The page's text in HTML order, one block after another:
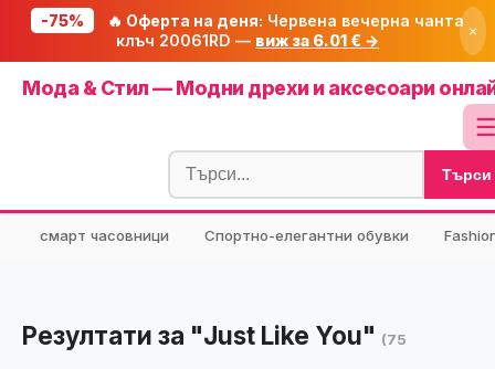
-75% 🔥 Оферта на деня: Червена вечерна чанта
клъч 20061RD — виж за 6.01 € → ×
Мода & Стил — Модни дрехи и аксесоари
Начало
🔥 Намаления
🧮 Калкулатори
🎟️ Купони
Търси
смарт часовници Спортно-елегантни обувки
Резултати за "Just Like You" (75